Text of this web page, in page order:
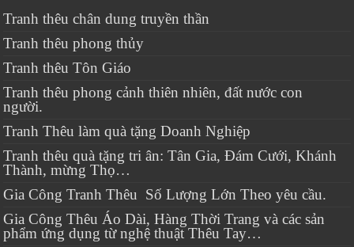
Tranh thêu chân dung truyền thần
Tranh thêu phong thủy
Tranh thêu Tôn Giáo
Tranh thêu phong cảnh thiên nhiên, đất nước con
người.
Tranh Thêu làm quà tặng Doanh Nghiệp
Tranh thêu quà tặng tri ân: Tân Gia, Đám Cưới, Khánh
Thành, mừng Thọ…
Gia Công Tranh Thêu Số Lượng Lớn Theo yêu cầu.
Gia Công Thêu Áo Dài, Hàng Thời Trang và các sản
phẩm ứng dụng từ nghệ thuật Thêu Tay…